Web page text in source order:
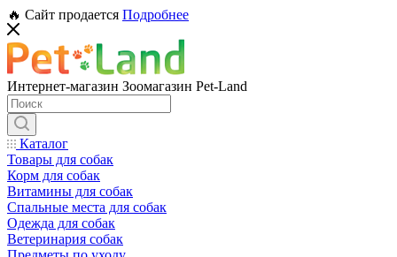
🔥 Сайт продается Подробнее
Интернет-магазин Зоомагазин Pet-Land
Каталог
Товары для собак
Корм для собак
Витамины для собак
Спальные места для собак
Одежда для собак
Ветеринария собак